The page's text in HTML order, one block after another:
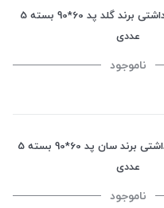
پد و زیر انداز بهداشتی برند گلد پد 60*90 بسته 5
عددی
ناموجود
پد و زیر انداز بهداشتی برند سان پد 60*90 بسته 5
عددی
ناموجود